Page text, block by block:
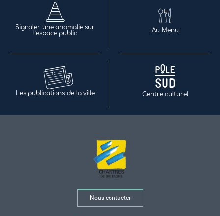
Signaler une anomalie sur
l’espace public
Au Menu
Les publications de la ville Centre culturel
Nous contacter